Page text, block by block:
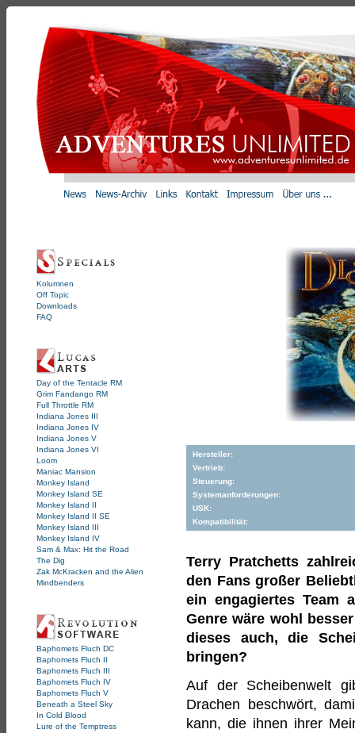
Kolumnen
Off Topic
Downloads
FAQ
Day of the Tentacle RM
Grim Fandango RM
Full Throttle RM
Indiana Jones III
Indiana Jones IV
Indiana Jones V
Indiana Jones VI
Loom
Maniac Mansion
Monkey Island
Monkey Island SE
Monkey Island II
Monkey Island II SE
Monkey Island III
Monkey Island IV
Sam & Max: Hit the Road
The Dig
Zak McKracken and the Alien
Mindbenders
Baphomets Fluch DC
Baphomets Fluch II
Baphomets Fluch III
Baphomets Fluch IV
Baphomets Fluch V
Beneath a Steel Sky
In Cold Blood
Lure of the Temptress
Hersteller:
Vertrieb:
Steuerung:
Systemanforderungen:
USK:
Kompatibilität:
Terry Pratchetts
den Fans großer
ein engagiertes Team
Genre wäre wohl
dieses auch, die
bringen?
Auf der Scheibenwelt
Drachen beschwört,
kann, die ihnen ihrer